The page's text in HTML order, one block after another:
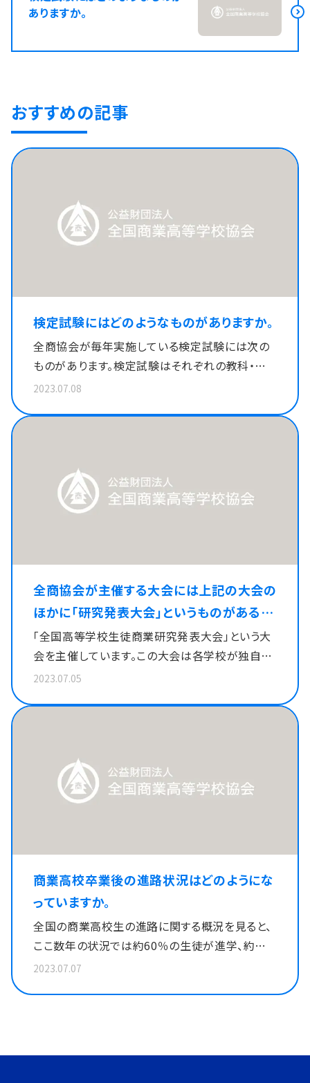
ありますか。
おすすめの記事
検定試験にはどのようなものがありますか。
全商協会が毎年実施している検定試験には次の
ものがあります。検定試験はそれぞれの教科・科
目の目標を達成することを目指して、商業高校の
2023.07.08
全商協会が主催する大会には上記の大会の
ほかに「研究発表大会」というものがあると
聞いたのですが、どのような大会ですか。
「全国高等学校生徒商業研究発表大会」という大
会を主催しています。この大会は各学校が独自で
商業に関する研究テーマを設定し、その研究の成
で、開催しています。
2023.07.05
商業高校卒業後の進路状況はどのようにな
っていますか。
全国の商業高校生の進路に関する概況を見ると、
ここ数年の状況では約60％の生徒が進学、約
30％の生徒が就職をしています。特に近年では、
2023.07.07